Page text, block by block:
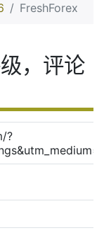
FreshForex
，评论
?